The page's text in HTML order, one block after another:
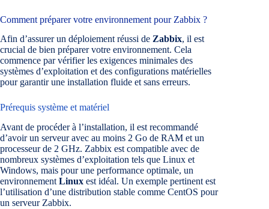
Comment préparer votre environnement pour Zabbix ?
Afin d’assurer un déploiement réussi de Zabbix, il est
crucial de bien préparer votre environnement. Cela
commence par vérifier les exigences minimales des
systèmes d’exploitation et des configurations matérielles
pour garantir une installation fluide et sans erreurs.
Prérequis système et matériel
Avant de procéder à l’installation, il est recommandé
d’avoir un serveur avec au moins 2 Go de RAM et un
processeur de 2 GHz. Zabbix est compatible avec de
nombreux systèmes d’exploitation tels que Linux et
Windows, mais pour une performance optimale, un
environnement Linux est idéal. Un exemple pertinent est
l’utilisation d’une distribution stable comme CentOS pour
un serveur Zabbix.